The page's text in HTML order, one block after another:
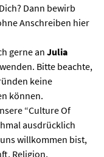
Dann bewirb
Anschreiben hier
gerne an Julia
Bitte beachte,
keine
können.
“Culture Of
ausdrücklich
willkommen bist,
Religion,